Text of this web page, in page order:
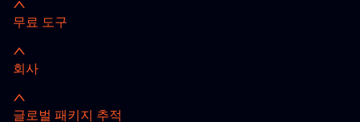
무료 도구
회사
글로벌 패키지 추적